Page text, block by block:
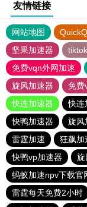
友情链接
网站地图 QuickQ
坚果加速器
免费vqn外网加速
旋风加速器
免费
快连加速器
快连
快鸭加速器
旋风
雷霆加速
狂飙加
快鸭vp加速器
旋
蚂蚁加速npv下载官
雷霆每天免费2小时